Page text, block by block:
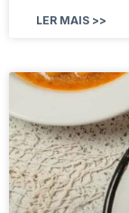
LER MAIS >>